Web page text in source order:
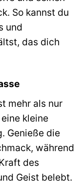
So kannst du
und
das dich
mehr als nur
kleine
Genieße die
während
des
Geist belebt.